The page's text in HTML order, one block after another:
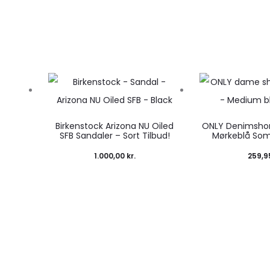
Birkenstock Arizona NU Oiled
SFB Sandaler – Sort Tilbud!
1.000,00 kr.
ONLY
Mørkeblå